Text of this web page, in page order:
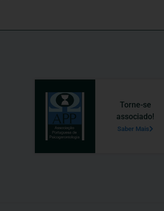
Torne-se
associado!
Saber Mais